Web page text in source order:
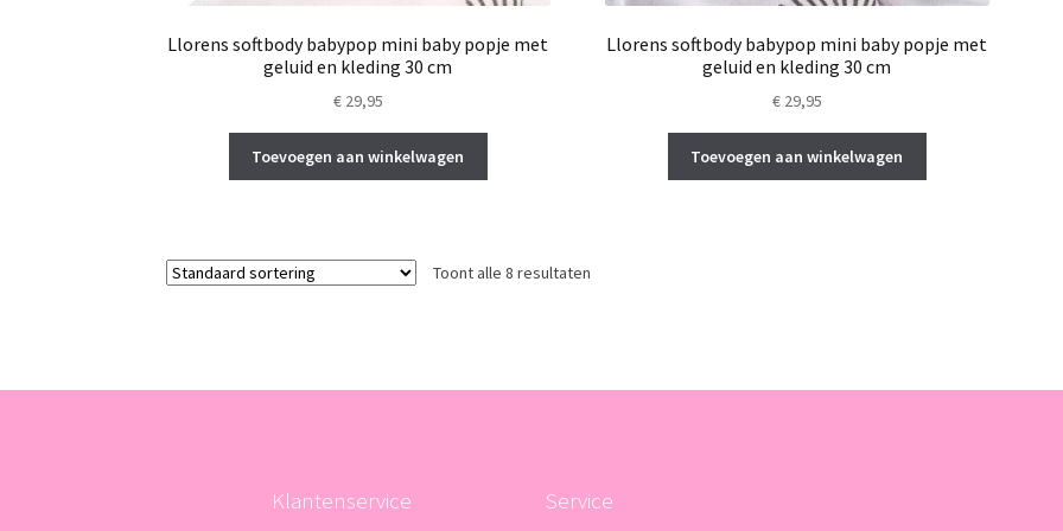
Llorens softbody babypop mini baby popje met
geluid en kleding 30 cm
€29,95
Toevoegen aan winkelwagen
Llorens softbody babypop mini baby popje met
geluid en kleding 30 cm
€29,95
Toevoegen aan winkelwagen
Toont alle 8 resultaten
Klantenservice Service